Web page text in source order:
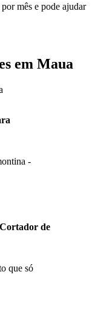
mês e pode ajudar
em Maua
-
de
que só